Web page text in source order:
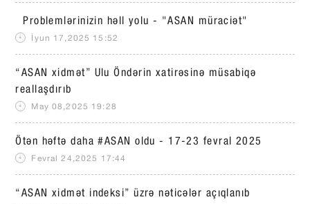
Problemlərinizin həll yolu - "ASAN müraciət"
İyun 17,2025 15:52
“ASAN xidmət” Ulu Öndərin xatirəsinə müsabiqə
reallaşdırıb
May 08,2025 19:28
Ötən həftə daha #ASAN oldu - 17-23 fevral 2025
Fevral 24,2025 17:44
“ASAN xidmət indeksi” üzrə nəticələr açıqlanıb